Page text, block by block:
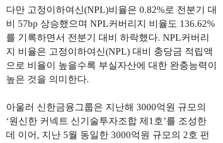
다만 고정이하여신(NPL)비율은 0.82%로 전분기 대
비 57bp 상승했으며 NPL커버리지 비율도 136.62%
를 기록하면서 전분기 대비 하락했다. NPL커버리
지 비율은 고정이하여신(NPL) 대비 충당금 적립액
으로 비율이 높을수록 부실자산에 대한 완충능력이
높은 것을 의미한다.
아울러 신한금융그룹은 지난해 3000억원 규모의
‘원신한 커넥트 신기술투자조합 제1호’를 조성한
데 이어, 지난 5월 동일한 3000억원 규모의 2호 펀